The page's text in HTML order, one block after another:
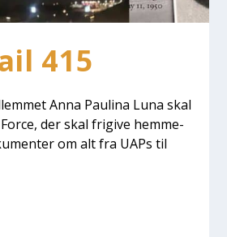
415
Anna Pauli­na Luna skal
der skal fri­gi­ve hem­me­
om alt fra UAPs til